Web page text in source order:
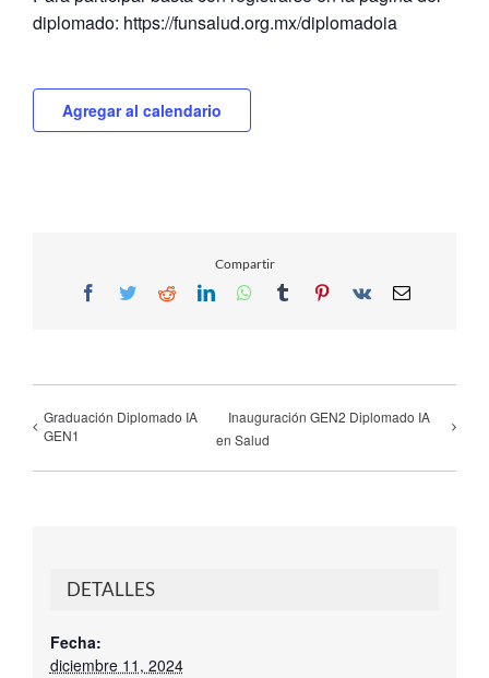
diplomado: https://funsalud.org.mx/diplomadoia
Agregar al calendario
Compartir
Facebook
TwitterRedditLinkedInWhatsApp
TumblrPinterest
Vk Email
Graduación Diplomado IA
GEN1
Inauguración GEN2 Diplomado IA
en Salud
DETALLES
Fecha:
diciembre 11, 2024